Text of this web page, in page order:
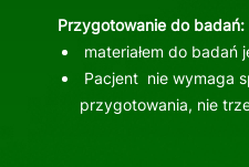
Przygotowanie do badań:
materiałem do badań
Pacjent nie wymaga
przygotowania, nie